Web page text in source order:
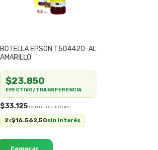
BOTELLA EPSON T504420-AL
AMARILLO
$33.125
2x$16.562,50sin interés
$23.850
EFECTIVO/TRANSFERENCIA